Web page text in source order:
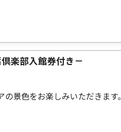
楽部入館券付き－
景色をお楽しみいただきます。